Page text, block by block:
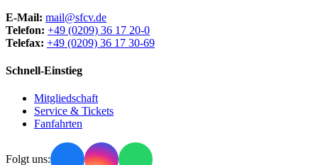
E-Mail: mail@sfcv.de
Telefon: +49 (0209) 36 17 20-0
Telefax: +49 (0209) 36 17 30-69
Schnell-Einstieg
Mitgliedschaft
Service & Tickets
Fanfahrten
Folgt uns: